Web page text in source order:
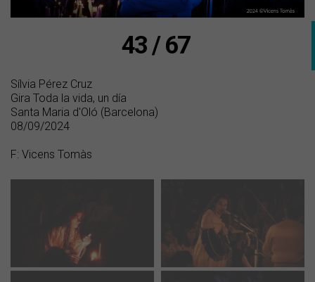
43 / 67
Sílvia Pérez Cruz
Gira Toda la vida, un día
Santa Maria d'Oló (Barcelona)
08/09/2024
F: Vicens Tomàs